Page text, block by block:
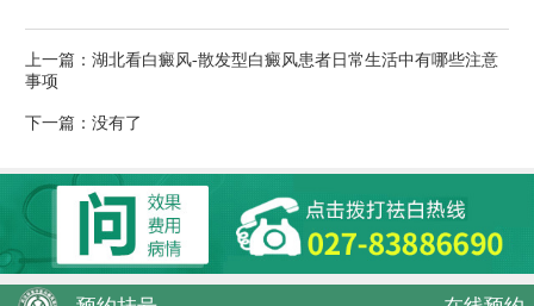
上一篇： 湖北看白癜风-散发型白癜风患者日常生活中有哪些注意
事项
下一篇：没有了